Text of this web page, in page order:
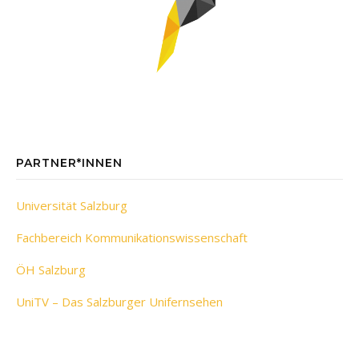
PARTNER*INNEN
Universität Salzburg
Fachbereich Kommunikationswissenschaft
ÖH Salzburg
UniTV – Das Salzburger Unifernsehen